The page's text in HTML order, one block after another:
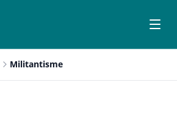
Militantisme